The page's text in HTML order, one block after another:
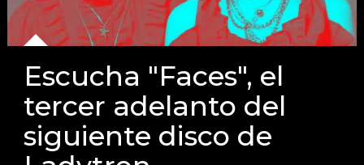
Escucha "Faces", el
tercer adelanto del
siguiente disco de